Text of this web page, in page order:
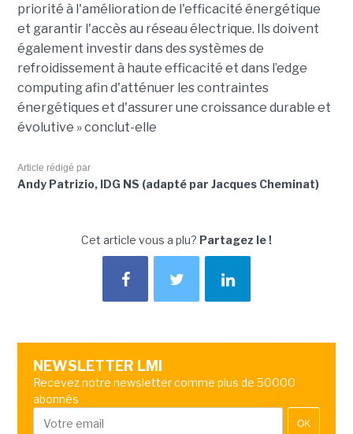
priorité à l'amélioration de l'efficacité énergétique
et garantir l'accès au réseau électrique. Ils doivent
également investir dans des systèmes de
refroidissement à haute efficacité et dans l’edge
computing afin d'atténuer les contraintes
énergétiques et d'assurer une croissance durable et
évolutive » conclut-elle
Article rédigé par
Andy Patrizio, IDG NS (adapté par Jacques Cheminat)
Cet article vous a plu? Partagez le !
NEWSLETTER LMI
Recevez notre newsletter comme plus de 50000
abonnés
OK